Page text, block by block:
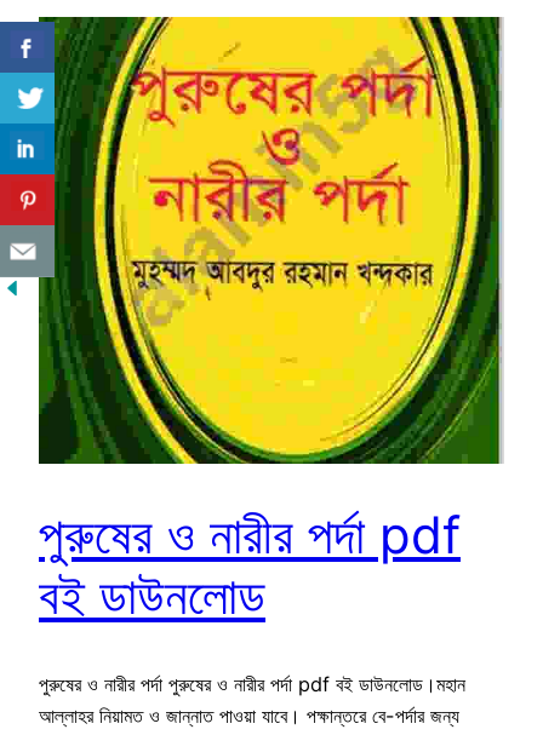
পুরুষের ও নারীর পর্দা pdf
বই ডাউনলোড
পুরুষের ও নারীর পর্দা পুরুষের ও নারীর পর্দা pdf বই ডাউনলোড।মহান
আল্লাহর নিয়ামত ও জান্নাত পাওয়া যাবে। পক্ষান্তরে বে-পর্দার জন্য